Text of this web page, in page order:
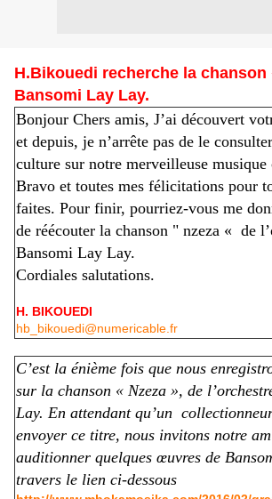
H.Bikouedi recherche la chanson
Bansomi Lay Lay.
Bonjour Chers amis, J’ai découvert
et depuis, je n’arrête pas de le
culture sur notre merveilleuse musique
Bravo et toutes mes félicitations pour
faites. Pour finir, pourriez-vous me
de réécouter la chanson " nzeza « de
Bansomi Lay Lay.
Cordiales salutations.
H. BIKOUEDI
hb_bikouedi@numericable.fr
C’est la énième fois que nous
sur la chanson « Nzeza », de
Lay. En attendant qu’un
envoyer ce titre, nous invitons notre
auditionner quelques œuvres de
travers le lien ci-dessous